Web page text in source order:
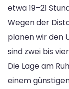
etwa 19–21
Wegen der
planen wir den
sind zwei bis
Die Lage am
einem